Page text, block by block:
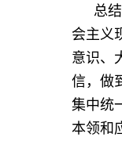
总
会主义
意识、
信，做
集中统
本领和